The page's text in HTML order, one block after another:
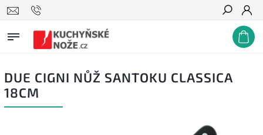
Hledat
DUE CIGNI NŮŽ SANTOKU CLASSICA
18CM